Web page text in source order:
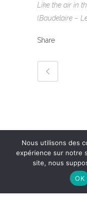
Like the air in
(Baudelaire –
Share
Nous utilisons des
expérience sur notre
site, nous
OK